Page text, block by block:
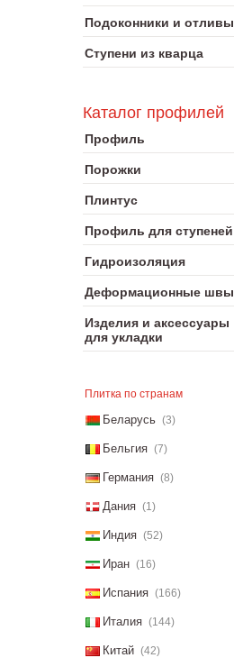
Подоконники и отливы
Ступени из кварца
Каталог профилей
Профиль
Порожки
Плинтус
Профиль для ступеней
Гидроизоляция
Деформационные швы
Изделия и аксессуары
для укладки
Плитка по странам
Беларусь (3)
Бельгия (7)
Германия (8)
Дания (1)
Индия (52)
Иран (16)
Испания (166)
Италия (144)
Китай (42)